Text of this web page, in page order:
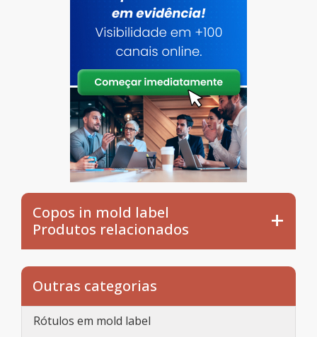
Copos in mold label
Produtos relacionados
Outras categorias
Rótulos em mold label